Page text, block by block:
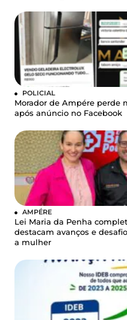
POLICIAL
Morador de Ampére perde
após anúncio no Facebook
AMPÉRE
Lei Maria da Penha
destacam avanços e
a mulher